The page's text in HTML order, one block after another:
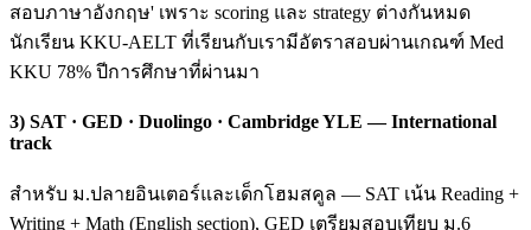
สอบภาษาอังกฤษ' เพราะ scoring และ strategy ต่างกันหมด
นักเรียน KKU-AELT ที่เรียนกับเรามีอัตราสอบผ่านเกณฑ์ Med
KKU 78% ปีการศึกษาที่ผ่านมา
3) SAT · GED · Duolingo · Cambridge YLE — International
track
สำหรับ ม.ปลายอินเตอร์และเด็กโฮมสคูล — SAT เน้น Reading +
Writing + Math (English section), GED เตรียมสอบเทียบ ม.6